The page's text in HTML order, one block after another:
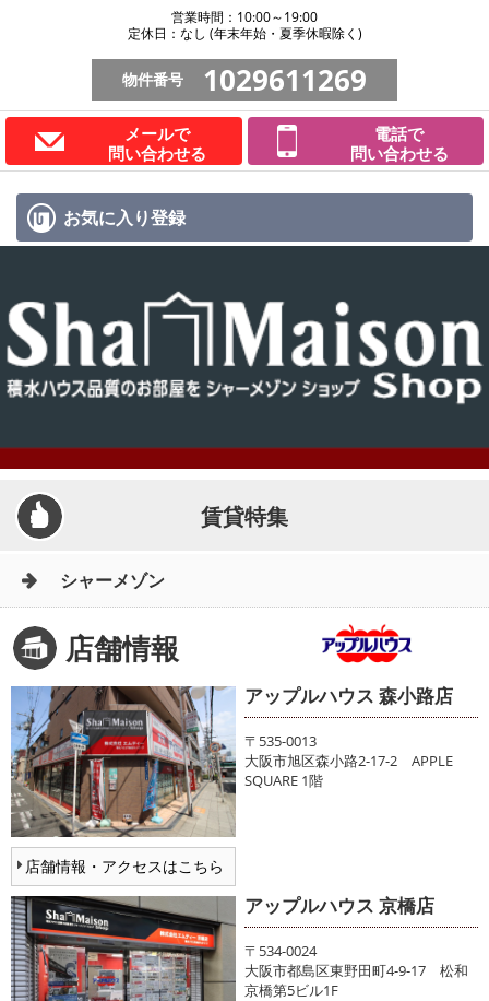
営業時間：10:00～19:00
定休日：なし (年末年始・夏季休暇除く)
物件番号 1029611269
メールで
問い合わせる
電話で
問い合わせる
お気に入り登録
賃貸特集
シャーメゾン
店舗情報
店舗情報・アクセスはこちら
アップルハウス 森小路店
〒535-0013
大阪市旭区森小路2-17-2 APPLE
SQUARE 1階
アップルハウス 京橋店
〒534-0024
大阪市都島区東野田町4-9-17 松和
京橋第5ビル1F